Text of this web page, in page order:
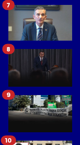
7
8
9
10